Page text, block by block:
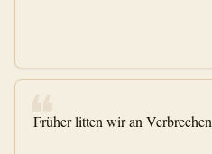
❝
Früher litten wir an